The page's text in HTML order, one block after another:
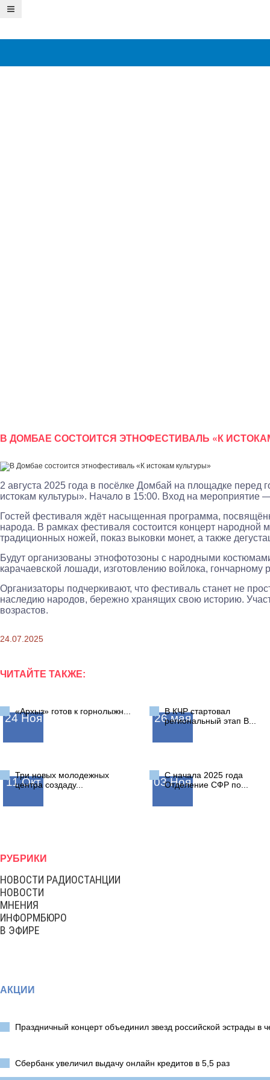
В ДОМБАЕ СОСТОИТСЯ ЭТНОФЕСТИВАЛЬ «К
2 августа 2025 года в посёлке Домбай на площадке перед
истокам культуры». Начало в 15:00. Вход на мероприятие
Гостей фестиваля ждёт насыщенная программа,
народа. В рамках фестиваля состоится концерт
традиционных ножей, показ выковки монет, а также
Будут организованы этнофотозоны с народными
карачаевской лошади, изготовлению войлока, гончарному
Организаторы подчеркивают, что фестиваль станет не
наследию народов, бережно хранящих свою историю.
возрастов.
24.07.2025
ЧИТАЙТЕ ТАКЖЕ:
24Ноя
«Архыз» готов к горнолыжн...
26мая
В КЧР стартовал
региональный этап В...
11Окт
Три новых молодежных
центра создаду...
03Ноя
С начала 2025 года
Отделение СФР по...
РУБРИКИ
НОВОСТИ РАДИОСТАНЦИИ
НОВОСТИ
МНЕНИЯ
ИНФОРМБЮРО
В ЭФИРЕ
АКЦИИ
Праздничный концерт объединил звезд российской эстрады в
Сбербанк увеличил выдачу онлайн кредитов в 5,5 раз